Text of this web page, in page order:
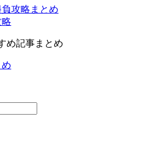
攻略まとめ
め記事まとめ